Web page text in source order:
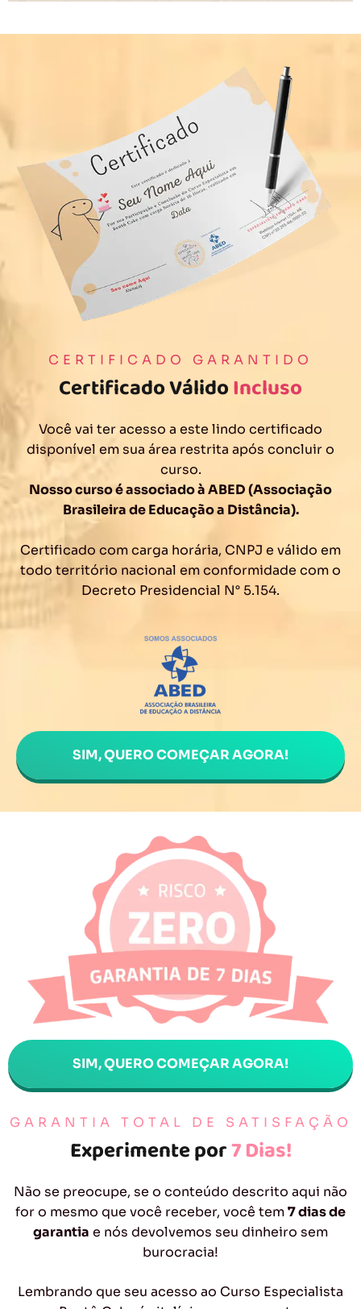
CERTIFICADO GARANTIDO
Certificado VálidoIncluso
Você vai ter acesso a este lindo certificado
disponível em sua área restrita após concluir o
curso.
Nosso curso é associado à ABED (Associação
Brasileira de Educação a Distância).
Certificado com carga horária, CNPJ e válido em
todo território nacional em conformidade com o
Decreto Presidencial N° 5.154.
SIM, QUERO COMEÇAR AGORA!
GARANTIA TOTAL DE SATISFAÇÃO
Experimente por7 Dias!
Não se preocupe, se o conteúdo descrito aqui não
for o mesmo que você receber, você tem7 dias de
garantia e nós devolvemos seu dinheiro sem
burocracia!
Lembrando que seu acesso ao Curso Especialista
SIM, QUERO COMEÇAR AGORA!